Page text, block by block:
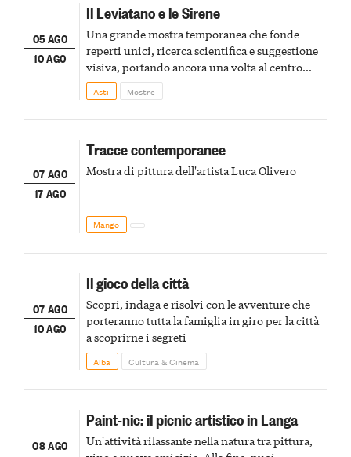
05 AGO
10 AGO
Il Leviatano e le Sirene
Una grande mostra temporanea che fonde
reperti unici, ricerca scientifica e suggestione
visiva, portando ancora una volta al centro
della scena le meraviglie del passato astigiano
Asti Mostre
07 AGO
17 AGO
Tracce contemporanee
Mostra di pittura dell'artista Luca Olivero
Mango
07 AGO
10 AGO
Il gioco della città
Scopri, indaga e risolvi con le avventure che
porteranno tutta la famiglia in giro per la città
a scoprirne i segreti
Alba Cultura & Cinema
08 AGO
Paint-nic: il picnic artistico in Langa
Un'attività rilassante nella natura tra pittura,